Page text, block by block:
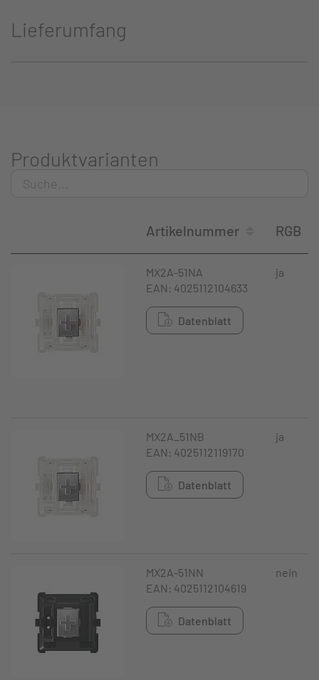
Lieferumfang
Produktvarianten
Artikelnummer RGB
MX2A-51NA
EAN: 4025112104633
Datenblatt
ja
MX2A_51NB
EAN: 4025112119170
Datenblatt
ja
MX2A-51NN
EAN: 4025112104619
Datenblatt
nein